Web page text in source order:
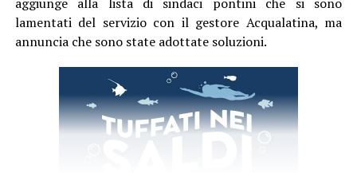
lamentati del servizio con il gestore Acqualatina, ma
annuncia che sono state adottate soluzioni.